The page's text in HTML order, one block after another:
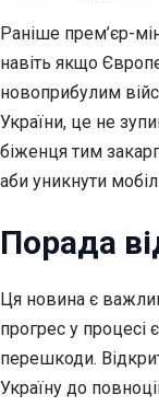
Раніше прем’єр-
навіть якщо
новоприбулим
України, це не
біженця тим
аби уникнути
Порада
Ця новина є
прогрес у процесі
перешкоди.
Україну до